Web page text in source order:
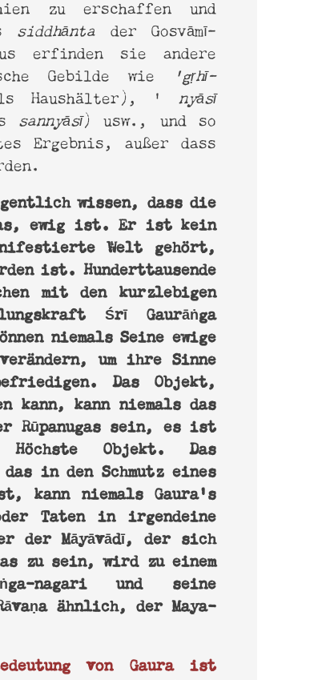
zu erschaffen und
siddhāntader Gosvāmī-
erfinden sie andere
Gebilde wie
'gṛhī-
Haushälter), ' nyāsī
sannyāsī) usw., und so
Ergebnis, außer dass
wissen, dass die
ewig ist. Er ist kein
Welt gehört,
ist. Hunderttausende
mit den kurzlebigen
Śrī Gaurāṅga
niemals Seine ewige
um ihre Sinne
Das Objekt,
kann, kann niemals das
Rūpanugas sein, es ist
Objekt. Das
in den Schmutz eines
kann niemals Gaura’s
Taten in irgendeine
der Māyāvādī, der sich
zu sein, wird zu einem
nagari und seine
ähnlich, der Maya-
von Gaura ist